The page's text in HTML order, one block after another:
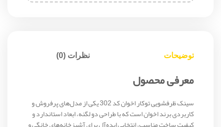
توضیحات نظرات (0)
معرفی محصول
سینک ظرفشویی توکار اخوان کد 302 یکی از مدل‌های پرفروش و
کاربردی برند اخوان است که با طراحی دو لگنه، ابعاد استاندارد و